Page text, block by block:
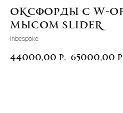
Оксфорды с W-
мысом Slider
Inbespoke
44000,00 р. 65000,00